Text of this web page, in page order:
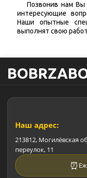
Позвонив нам Вы
интересующие
Наши опытные
выполнят свою
Наш адрес:
213812, Могилёвская
переулок, 11
⏰